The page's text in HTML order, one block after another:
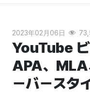
2023年02月06日
YouTube ビ
APA、MLA
ーバースタ